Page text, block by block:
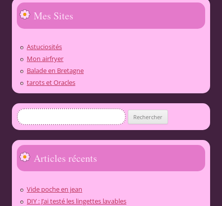
Mes Sites
Astuciosités
Mon airfryer
Balade en Bretagne
tarots et Oracles
Rechercher :
Articles récents
Vide poche en jean
DIY : J’ai testé les lingettes lavables